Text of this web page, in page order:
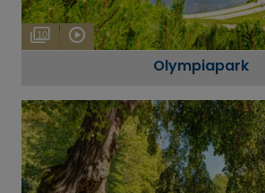
10
Olympiapark